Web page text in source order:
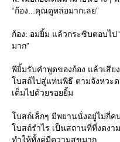
“ก้อง...คุณดูหล่อมากเลย”
ก้อง: อมยิ้ม แล้วกระซิบตอบไ
มาก”
พียิ้มรับคำพูดของก้อง แล้วเสีย
บสถ์ไปสู่แท่นพิธี ตามจังหวะ
เต็มไปด้วยรอยยิ้ม
บสถ์เล็กๆ มีพยานนั่งอยู่ไม่กี่ค
บสถ์รำไร เป็นสถานที่ที่งดงา
ทำให้ทั้งคู่มีความสุขมาก